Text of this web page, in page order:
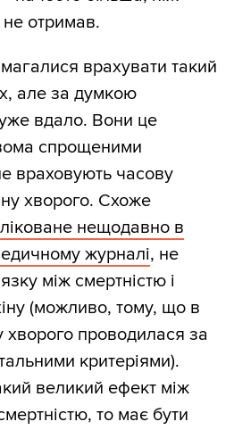
не отримав.
врахувати такий
але за думкою
вдало. Вони це
спрощеними
враховують часову
хворого. Схоже
нещодавно в
журналі, не
між смертністю і
(можливо, тому, що в
хворого проводилася за
критеріями).
великий ефект між
то має бути